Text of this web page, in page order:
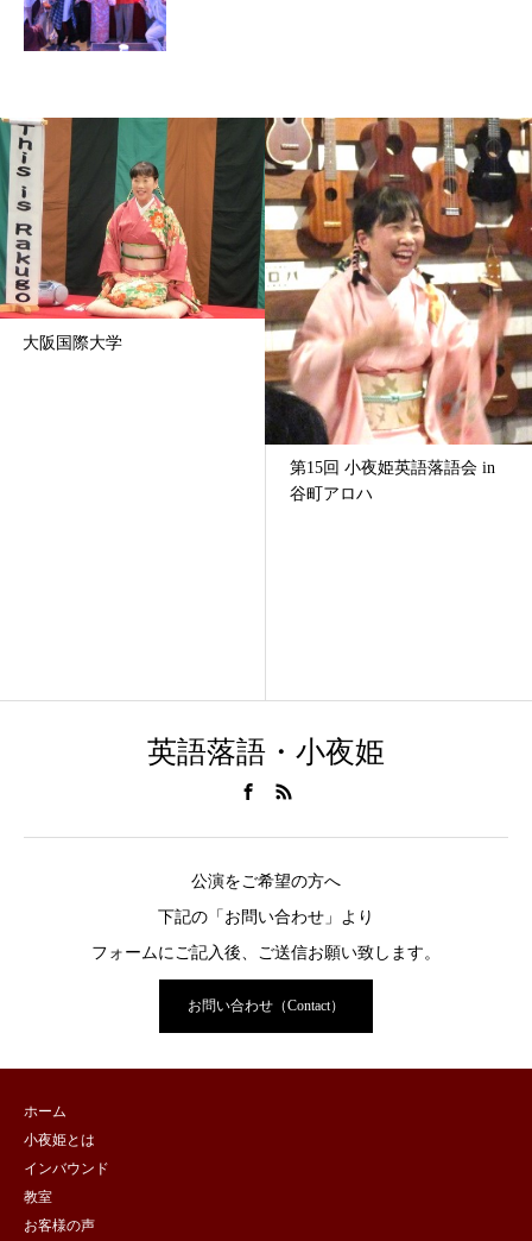
大阪国際大学
第15回 小夜姫英語落語会 in
谷町アロハ
英語落語・小夜姫
公演をご希望の方へ
下記の「お問い合わせ」より
フォームにご記入後、ご送信お願い致します。
お問い合わせ（Contact）
ホーム
小夜姫とは
インバウンド
教室
お客様の声